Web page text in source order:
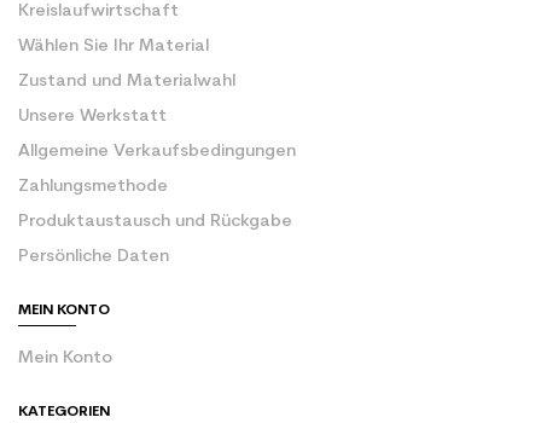
Kreislaufwirtschaft
Wählen Sie Ihr Material
Zustand und Materialwahl
Unsere Werkstatt
Allgemeine Verkaufsbedingungen
Zahlungsmethode
Produktaustausch und Rückgabe
Persönliche Daten
MEIN KONTO
Mein Konto
KATEGORIEN